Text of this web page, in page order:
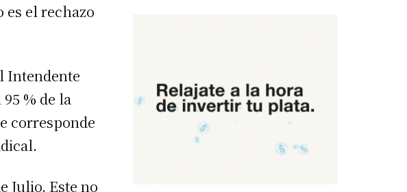
es el rechazo
Intendente
% de la
corresponde
Julio. Este no